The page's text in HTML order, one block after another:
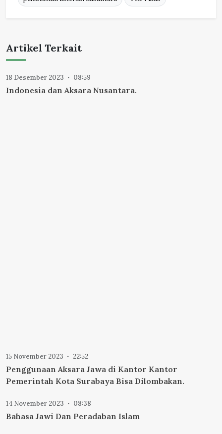
Artikel Terkait
18 Desember 2023 08:59
Indonesia dan Aksara Nusantara.
15 November 2023 22:52
Penggunaan Aksara Jawa di Kantor Kantor
Pemerintah Kota Surabaya Bisa Dilombakan.
14 November 2023 08:38
Bahasa Jawi Dan Peradaban Islam